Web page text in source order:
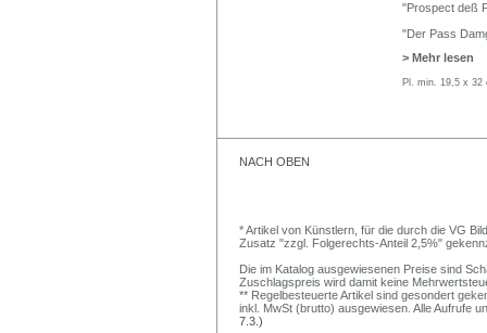
"Prospect deß
"Der Pass
> Mehr lesen
Pl. min. 19,5 x
NACH OBEN
* Artikel von Künstlern, für die durch die VG
Zusatz "zzgl. Folgerechts-Anteil 2,5%"
Die im Katalog ausgewiesenen Preise sind
Zuschlagspreis wird damit keine
** Regelbesteuerte Artikel sind gesondert
inkl. MwSt (brutto) ausgewiesen. Alle Aufrufe
7.3.)